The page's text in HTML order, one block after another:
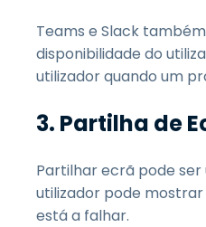
Teams e Slack
disponibilidade do
utilizador quando um
3. Partilha de
Partilhar ecrã pode ser
utilizador pode
está a falhar.